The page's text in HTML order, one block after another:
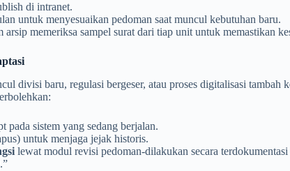
di intranet.
untuk menyesuaikan pedoman saat muncul kebutuhan baru.
memeriksa sampel surat dari tiap unit untuk memastikan
divisi baru, regulasi bergeser, atau proses digitalisasi tambah
pada sistem yang sedang berjalan.
untuk menjaga jejak historis.
lewat modul revisi pedoman-dilakukan secara terdokumentasi